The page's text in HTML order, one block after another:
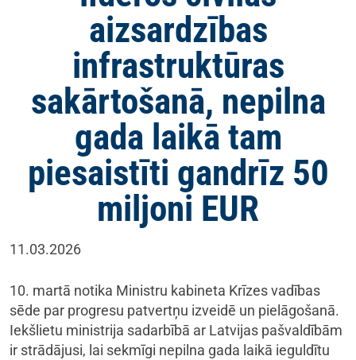
aizsardzības
infrastruktūras
sakārtošanā, nepilna
gada laikā tam
piesaistīti gandrīz 50
miljoni EUR
11.03.2026
10. martā notika Ministru kabineta Krīzes vadības
sēde par progresu patvertņu izveidē un pielāgošanā.
Iekšlietu ministrija sadarbībā ar Latvijas pašvaldībām
ir strādājusi, lai sekmīgi nepilna gada laikā ieguldītu